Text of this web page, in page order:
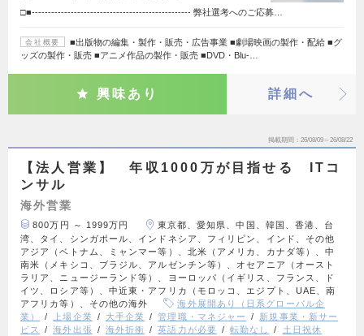
□■------------------------------------------------- 弊社選考へのご応募…
会社概要
■出版物の編集・製作・販売・広告事業 ■劇場映画の製作・配給 ■グ
ッズの製作・販売 ■アニメ作品の製作・販売 ■DVD・Blu-…
興味あり 詳細へ
掲載期間 26/08/09～26/08/22
【法人営業】 年収1000万が目指せる ITコ
ンサル
海外営業
800万円 ～ 1999万円
東京都、愛知県、中国、韓国、香港、台
湾、タイ、シンガポール、インドネシア、フィリピン、インド、その他
アジア（ベトナム、ミャンマー等）、北米（アメリカ、カナダ等）、中
南米（メキシコ、ブラジル、アルゼンチン等）、オセアニア（オースト
ラリア、ニュージーランド等）、ヨーロッパ（イギリス、フランス、ド
イツ、ロシア等）、中近東・アフリカ（モロッコ、エジプト、UAE、南
アフリカ等）、その他の海外
海外展開あり（日系グローバル企
業）
上場企業 大手企業 管理職・マネジャー
新規事業・新サー
ビス
海外出張 海外折衝 英語力が必要 転勤なし
土日祝休